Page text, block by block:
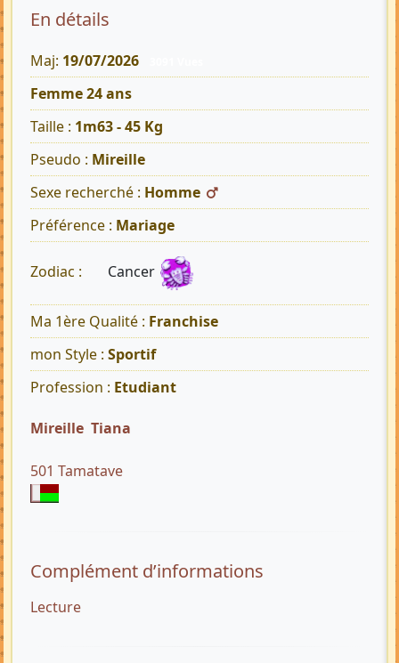
En détails
Maj: 19/07/2026
Femme 24 ans
Taille : 1m63 - 45 Kg
Pseudo : Mireille
Sexe recherché : Homme
Préférence : Mariage
Zodiac : Cancer
Ma 1ère Qualité : Franchise
mon Style : Sportif
Profession : Etudiant
Mireille Tiana
501 Tamatave
Complément d’informations
Lecture